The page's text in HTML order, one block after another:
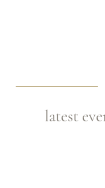
latest